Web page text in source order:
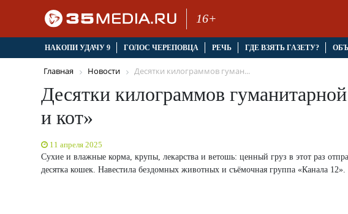
16+
НАКОПИ УДАЧУ 9 ГОЛОС ЧЕРЕПОВЦА РЕЧЬ ГДЕ ВЗЯТЬ ГАЗЕТУ?
Главная Новости Десятки килограммов гуман...
Десятки килограммов
и кот»
11 апреля 2025
Сухие и влажные корма, крупы, лекарства и ветошь: ценный груз в этот раз
десятка кошек. Навестила бездомных животных и съёмочная группа «Канала 12».